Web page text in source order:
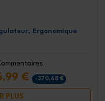
Ergonomique
€ -370,68 €
PLUS